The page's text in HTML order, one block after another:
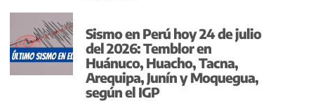
Sismo en Perú hoy 24 de julio
del 2026: Temblor en
Huánuco, Huacho, Tacna,
Arequipa, Junín y Moquegua,
según el IGP